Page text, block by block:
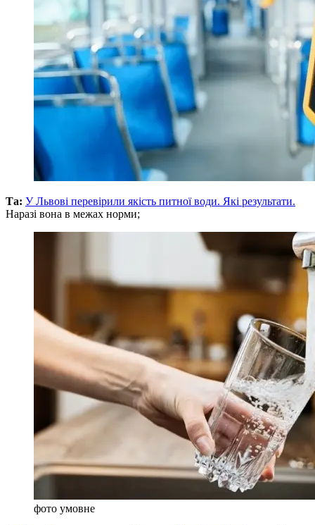
Та: У Львові перевірили якість питної води. Які результати.
Наразі вона в межах норми;
фото умовне